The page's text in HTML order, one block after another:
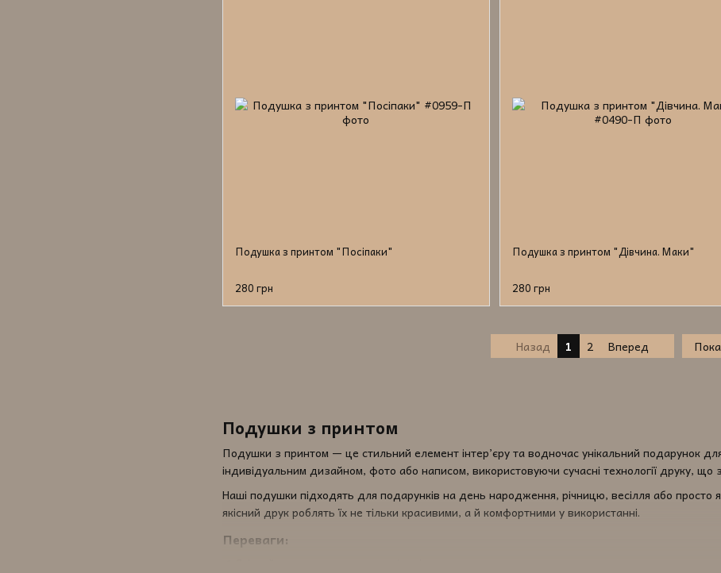
Подушки з принтом
Подушки з принтом — це стильний елемент інтер’єру та водночас унікальний подарунок
індивідуальним дизайном, фото або написом, використовуючи сучасні технології друку, що
Наші подушки підходять для подарунків на день народження, річницю, весілля або просто
якісний друк роблять їх не тільки красивими, а й комфортними у використанні.
Переваги:
Подушка з принтом "Посіпаки"
280 грн
Подушка з принтом "Дівчина. Маки"
280 грн
Назад 1 2 Вперед